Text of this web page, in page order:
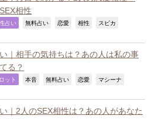
相性
占い 無料占い 恋愛 相性 スピカ
｜相手の気持ちは？あの人は私の事
る？
ット 本音 無料占い 恋愛 マシーナ
｜2人のSEX相性は？あの人があなた